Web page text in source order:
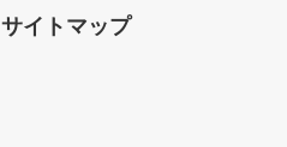
サイトマップ